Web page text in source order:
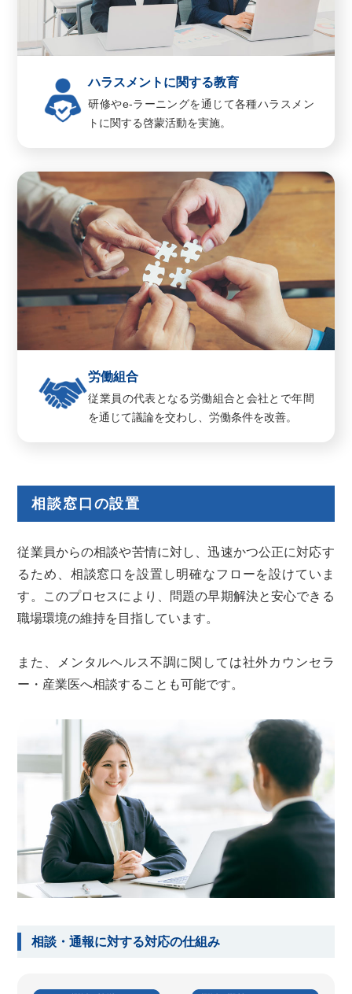
ハラスメントに関する教育
研修やe-ラーニングを通じて各種ハラスメン
トに関する啓蒙活動を実施。
労働組合
従業員の代表となる労働組合と会社とで年間
を通じて議論を交わし、労働条件を改善。
相談窓口の設置
従業員からの相談や苦情に対し、迅速かつ公正に対応す
るため、相談窓口を設置し明確なフローを設けていま
す。このプロセスにより、問題の早期解決と安心できる
職場環境の維持を目指しています。
また、メンタルヘルス不調に関しては社外カウンセラ
ー・産業医へ相談することも可能です。
相談・通報に対する対応の仕組み